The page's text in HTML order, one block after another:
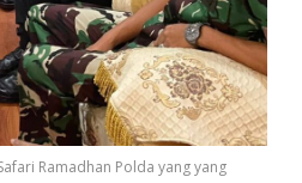
Ramadhan Polda yang yang